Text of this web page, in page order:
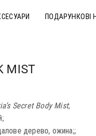
ПОДАРУНКОВІ
MIST
Secret Body Mist;
дерево, ожина;;